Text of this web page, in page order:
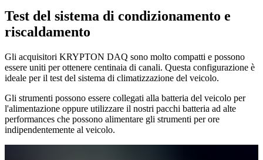
Test del sistema di condizionamento e
riscaldamento
Gli acquisitori KRYPTON DAQ sono molto compatti e possono
essere uniti per ottenere centinaia di canali. Questa configurazione è
ideale per il test del sistema di climatizzazione del veicolo.
Gli strumenti possono essere collegati alla batteria del veicolo per
l'alimentazione oppure utilizzare il nostri pacchi batteria ad alte
performances che possono alimentare gli strumenti per ore
indipendentemente al veicolo.